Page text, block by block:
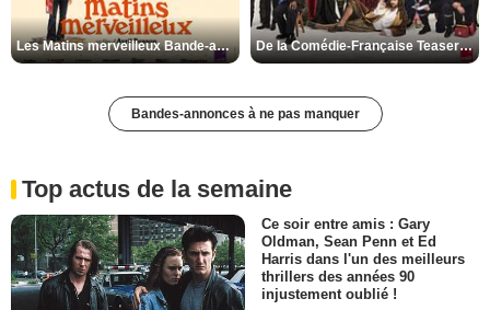
Les Matins merveilleux Bande-annonce VF De la Comédie-Française Teaser VF
Bandes-annonces à ne pas manquer
Top actus de la semaine
Ce soir entre amis : Gary
Oldman, Sean Penn et Ed
Harris dans l'un des meilleurs
thrillers des années 90
injustement oublié !